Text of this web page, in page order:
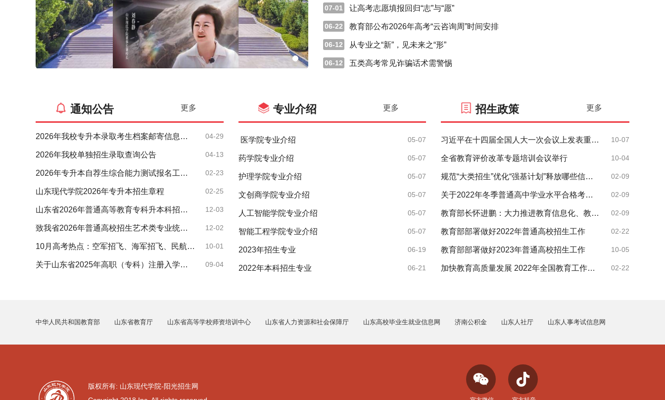
并通过政治考核的考生，注意根
让高考志愿填报回归“志”与“愿”
07-01
教育部公布2026年高考“云咨询周”时间安排
06-22
从专业之“新”，见未来之“形”
06-12
五类高考常见诈骗话术需警惕
06-12
通知公告 更多
2026年我校专升本录取考生档案邮寄信息明细表 04-29
2026年我校单独招生录取查询公告 04-13
2026年专升本自荐生综合能力测试报名工作的通知 02-23
山东现代学院2026年专升本招生章程 02-25
山东省2026年普通高等教育专科升本科招生考试公共基础课考试要求 12-03
致我省2026年普通高校招生艺术类专业统考考生的一封信 12-02
10月高考热点：空军招飞、海军招飞、民航招飞 10-01
关于山东省2025年高职（专科）注册入学有关事项的公告 09-04
专业介绍 更多
医学院专业介绍 05-07
药学院专业介绍 05-07
护理学院专业介绍 05-07
文创商学院专业介绍 05-07
人工智能学院专业介绍 05-07
智能工程学院专业介绍 05-07
2023年招生专业 06-19
2022年本科招生专业 06-21
招生政策 更多
习近平在十四届全国人大一次会议上发表重要讲话。 10-07
全省教育评价改革专题培训会议举行 10-04
规范“大类招生”优化“强基计划”释放哪些信号？ 02-09
关于2022年冬季普通高中学业水平合格考试及2023年夏季高考外语听力考试成绩发布有关事宜的公告 02-09
教育部长怀进鹏：大力推进教育信息化、教育资源数字化建设 02-09
教育部部署做好2022年普通高校招生工作 02-22
教育部部署做好2023年普通高校招生工作 10-05
加快教育高质量发展 2022年全国教育工作会议召开 02-22
中华人民共和国教育部 山东省教育厅 山东省高等学校师资培训中心 山东省人力资源和社会保障厅 山东高校毕业生就业信息网 济南公积金 山东人社厅 山东人事考试信息网
版权所有: 山东现代学院-阳光招生网